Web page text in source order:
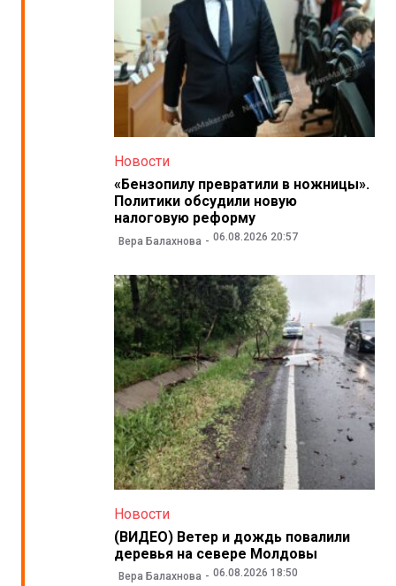
Новости
«Бензопилу превратили в ножницы».
Политики обсудили новую
налоговую реформу
Вера Балахнова 06.08.2026 20:57
Новости
(ВИДЕО) Ветер и дождь повалили
деревья на севере Молдовы
Вера Балахнова 06.08.2026 18:50